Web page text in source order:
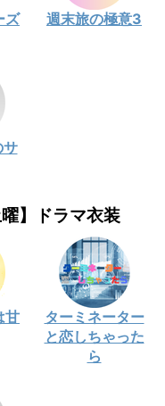
ズ 週末旅の極意3
】ドラマ衣装
甘
ターミネーター
と恋しちゃった
ら